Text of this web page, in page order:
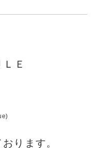
Ｅ
ります。